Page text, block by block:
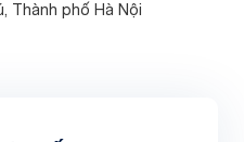
Thành phố Hà Nội